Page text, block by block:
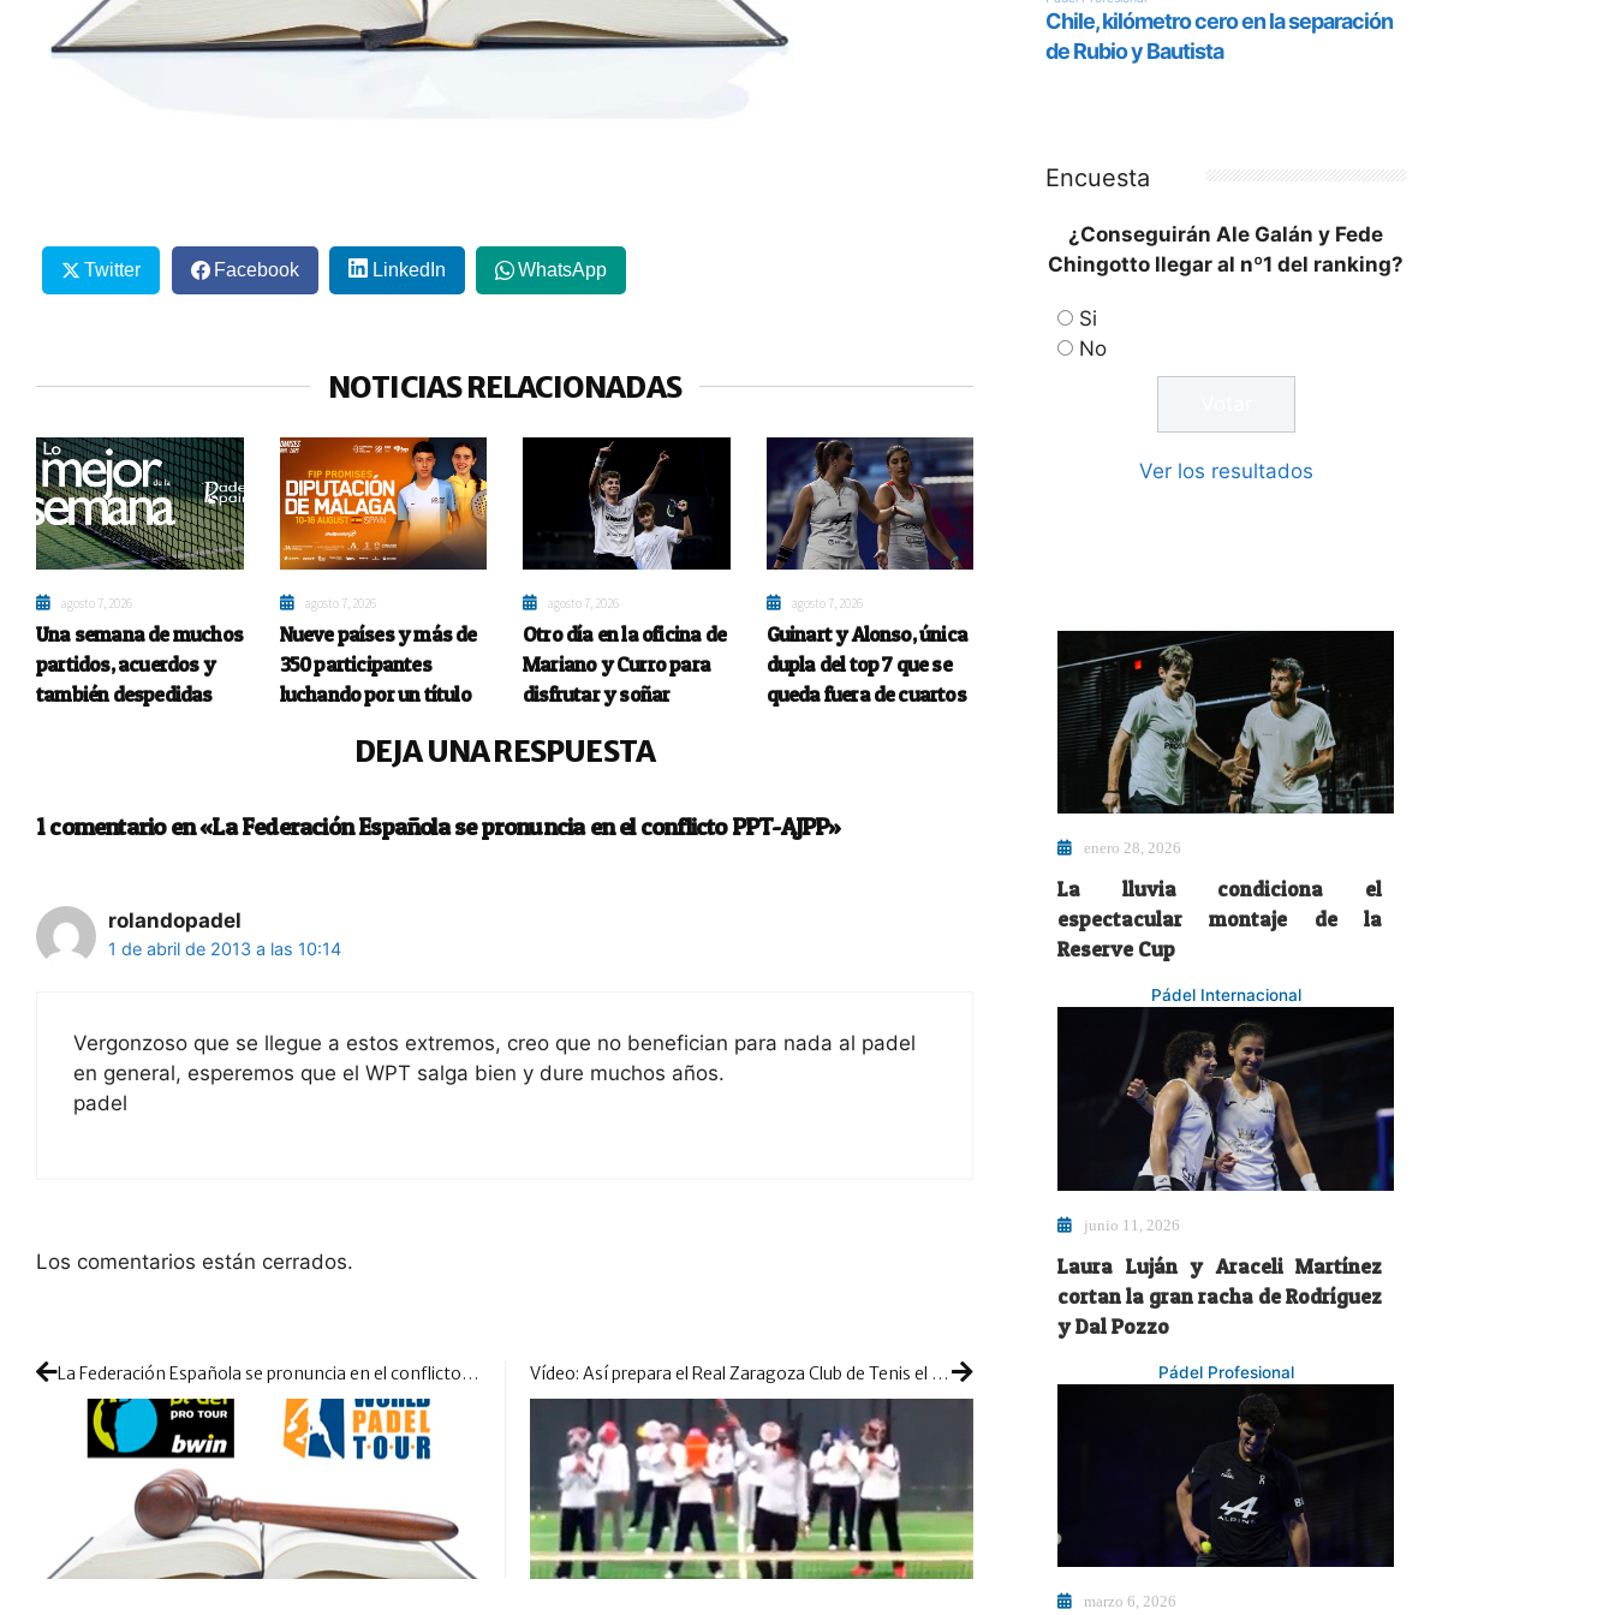
Twitter Facebook LinkedIn WhatsApp
NOTICIAS RELACIONADAS
agosto 7, 2026
Una semana de muchos
partidos, acuerdos y
también despedidas
agosto 7, 2026
Nueve países y más de
350 participantes
luchando por un título
agosto 7, 2026
Otro día en la oficina de
Mariano y Curro para
disfrutar y soñar
agosto 7, 2026
Guinart y Alonso, única
dupla del top 7 que se
queda fuera de cuartos
DEJA UNA RESPUESTA
1 comentario en «La Federación Española se pronuncia en el conflicto PPT-AJPP»
rolandopadel
1 de abril de 2013 a las 10:14
Vergonzoso que se llegue a estos extremos, creo que no benefician para nada al padel
en general, esperemos que el WPT salga bien y dure muchos años.
padel
Los comentarios están cerrados.
La Federación Española se pronuncia en el conflicto PPT-AJPP Vídeo: Así prepara el Real Zaragoza Club de Tenis el Cpto de España por Equipos
Encuesta
¿Conseguirán Ale Galán y Fede
Chingotto llegar al nº1 del ranking?
Si
No
Ver los resultados
enero 28, 2026
La lluvia condiciona el
espectacular montaje de la
Reserve Cup
Pádel Internacional
junio 11, 2026
Laura Luján y Araceli Martínez
cortan la gran racha de Rodríguez
y Dal Pozzo
Pádel Profesional
marzo 6, 2026